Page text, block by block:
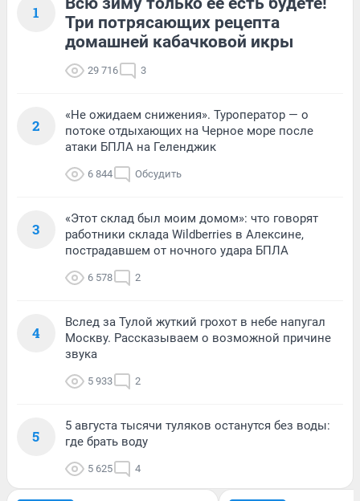
1
Три потрясающих рецепта
домашней кабачковой икры
29 716 3
2
«Не ожидаем снижения». Туроператор — о
потоке отдыхающих на Черное море после
атаки БПЛА на Геленджик
6 844 Обсудить
3
«Этот склад был моим домом»: что говорят
работники склада Wildberries в Алексине,
пострадавшем от ночного удара БПЛА
6 578 2
4
Вслед за Тулой жуткий грохот в небе напугал
Москву. Рассказываем о возможной причине
звука
5 933 2
5
5 августа тысячи туляков останутся без воды:
где брать воду
5 625 4